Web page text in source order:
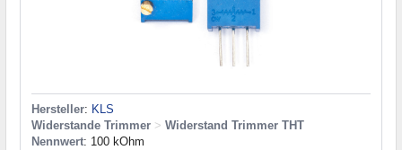
Hersteller: KLS
Widerstande Trimmer > Widerstand Trimmer THT
Nennwert: 100 kOhm